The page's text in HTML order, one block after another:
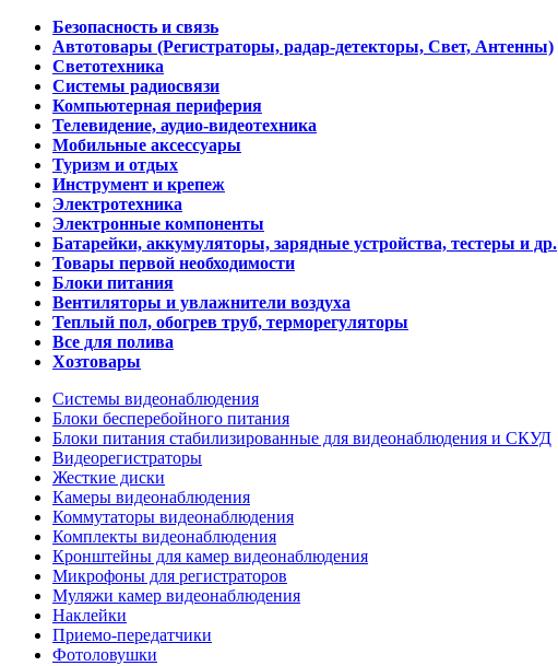
Безопасность и связь
Автотовары (Регистраторы, радар-детекторы, Свет, Антенны)
Светотехника
Системы радиосвязи
Компьютерная периферия
Телевидение, аудио-видеотехника
Мобильные аксессуары
Туризм и отдых
Инструмент и крепеж
Электротехника
Электронные компоненты
Батарейки, аккумуляторы, зарядные устройства, тестеры и др.
Товары первой необходимости
Блоки питания
Вентиляторы и увлажнители воздуха
Теплый пол, обогрев труб, терморегуляторы
Все для полива
Хозтовары
Системы видеонаблюдения
Блоки бесперебойного питания
Блоки питания стабилизированные для видеонаблюдения и СКУД
Видеорегистраторы
Жесткие диски
Камеры видеонаблюдения
Коммутаторы видеонаблюдения
Комплекты видеонаблюдения
Кронштейны для камер видеонаблюдения
Микрофоны для регистраторов
Муляжи камер видеонаблюдения
Наклейки
Приемо-передатчики
Фотоловушки